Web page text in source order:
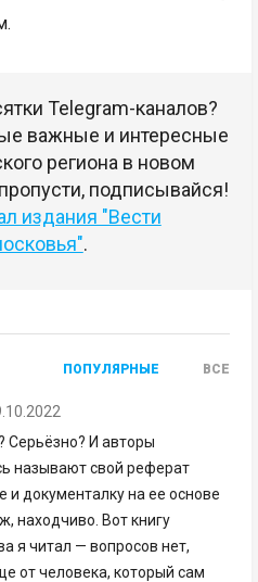
Telegram-каналов?
важные и интересные
региона в новом
подписывайся!
издания "Вести
.
ПОПУЛЯРНЫЕ ВСЕ
Серьёзно? И авторы
называют свой реферат
и документалку на ее основе
находчиво. Вот книгу
я читал — вопросов нет,
от человека, который сам